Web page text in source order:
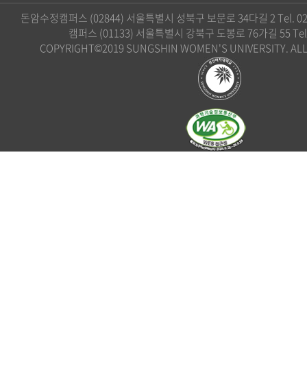
돈암수정캠퍼스 (02844) 서울특별시 성북구 보문로 34다길 2 Tel.
캠퍼스 (01133) 서울특별시 강북구 도봉로 76가길 55
COPYRIGHT©2019 SUNGSHIN WOMEN'S UNIVERSITY.